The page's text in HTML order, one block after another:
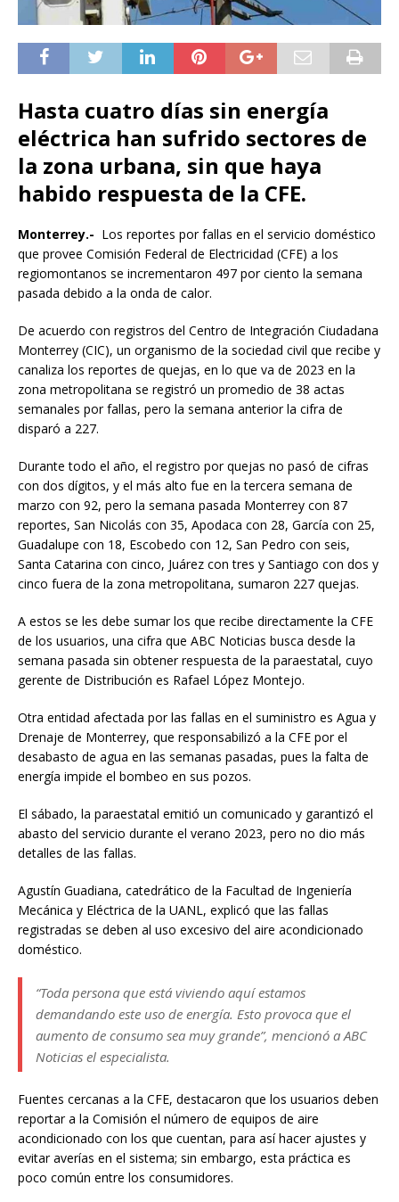
Hasta cuatro días sin energía
eléctrica han sufrido sectores de
la zona urbana, sin que haya
habido respuesta de la CFE.
Monterrey.- Los reportes por fallas en el servicio doméstico
que provee Comisión Federal de Electricidad (CFE) a los
regiomontanos se incrementaron 497 por ciento la semana
pasada debido a la onda de calor.
De acuerdo con registros del Centro de Integración Ciudadana
Monterrey (CIC), un organismo de la sociedad civil que recibe y
canaliza los reportes de quejas, en lo que va de 2023 en la
zona metropolitana se registró un promedio de 38 actas
semanales por fallas, pero la semana anterior la cifra de
disparó a 227.
Durante todo el año, el registro por quejas no pasó de cifras
con dos dígitos, y el más alto fue en la tercera semana de
marzo con 92, pero la semana pasada Monterrey con 87
reportes, San Nicolás con 35, Apodaca con 28, García con 25,
Guadalupe con 18, Escobedo con 12, San Pedro con seis,
Santa Catarina con cinco, Juárez con tres y Santiago con dos y
cinco fuera de la zona metropolitana, sumaron 227 quejas.
A estos se les debe sumar los que recibe directamente la CFE
de los usuarios, una cifra que ABC Noticias busca desde la
semana pasada sin obtener respuesta de la paraestatal, cuyo
gerente de Distribución es Rafael López Montejo.
Otra entidad afectada por las fallas en el suministro es Agua y
Drenaje de Monterrey, que responsabilizó a la CFE por el
desabasto de agua en las semanas pasadas, pues la falta de
energía impide el bombeo en sus pozos.
El sábado, la paraestatal emitió un comunicado y garantizó el
abasto del servicio durante el verano 2023, pero no dio más
detalles de las fallas.
Agustín Guadiana, catedrático de la Facultad de Ingeniería
Mecánica y Eléctrica de la UANL, explicó que las fallas
registradas se deben al uso excesivo del aire acondicionado
doméstico.
“Toda persona que está viviendo aquí estamos
demandando este uso de energía. Esto provoca que el
aumento de consumo sea muy grande”, mencionó a ABC
Noticias el especialista.
Fuentes cercanas a la CFE, destacaron que los usuarios deben
reportar a la Comisión el número de equipos de aire
acondicionado con los que cuentan, para así hacer ajustes y
evitar averías en el sistema; sin embargo, esta práctica es
poco común entre los consumidores.